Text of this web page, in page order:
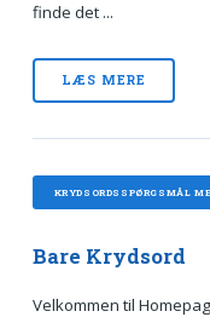
finde det ...
LÆS MERE
KRYDSORDSSPØRGSMÅL
Bare Krydsord
Velkommen til